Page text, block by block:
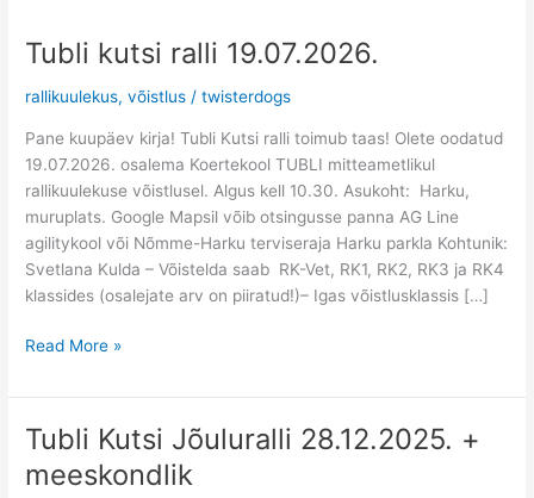
Tubli kutsi ralli 19.07.2026.
rallikuulekus,võistlus /twisterdogs
Pane kuupäev kirja! Tubli Kutsi ralli toimub taas! Olete oodatud
19.07.2026. osalema Koertekool TUBLI mitteametlikul
rallikuulekuse võistlusel. Algus kell 10.30. Asukoht: Harku,
muruplats. Google Mapsil võib otsingusse panna AG Line
agilitykool või Nõmme-Harku terviseraja Harku parkla Kohtunik:
Svetlana Kulda – Võistelda saab RK-Vet, RK1, RK2, RK3 ja RK4
klassides (osalejate arv on piiratud!)– Igas võistlusklassis […]
Tubli
ralli
Read More »
Tubli Kutsi Jõuluralli 28.12.2025. +
meeskondlik
Tubli
Jõuluralli